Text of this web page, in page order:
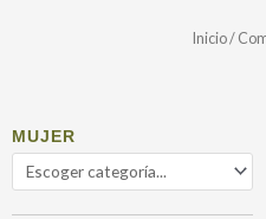
Inicio/
MUJER